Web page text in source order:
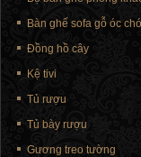
Bàn ghế sofa gỗ óc chó
Đồng hồ cây
Kệ tivi
Tủ rượu
Tủ bày rượu
Gương treo tường